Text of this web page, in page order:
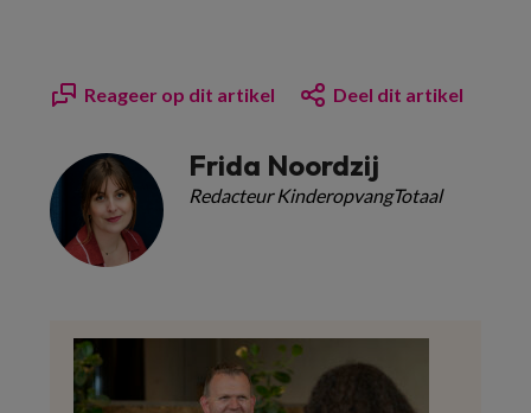
Reageer op dit artikel Deel dit artikel
Frida Noordzij
Redacteur KinderopvangTotaal